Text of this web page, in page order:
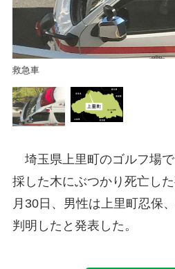
救急車
埼玉県上里町のゴルフ場
採した木にぶつかり死亡し
月30日、男性は上里町忍保
判明したと発表した。